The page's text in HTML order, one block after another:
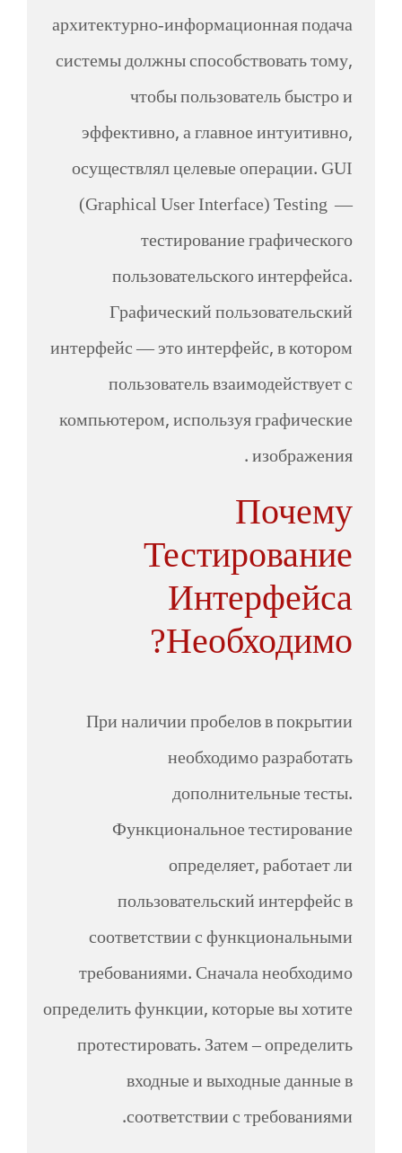
архитектурно-информационная подача
системы должны способствовать тому,
чтобы пользователь быстро и
эффективно, а главное интуитивно,
осуществлял целевые операции. GUI
(Graphical User Interface) Testing —
тестирование графического
пользовательского интерфейса.
Графический пользовательский
интерфейс — это интерфейс, в котором
пользователь взаимодействует с
компьютером, используя графические
изображения .
Почему
Тестирование
Интерфейса
Необходимо?
При наличии пробелов в покрытии
необходимо разработать
дополнительные тесты.
Функциональное тестирование
определяет, работает ли
пользовательский интерфейс в
соответствии с функциональными
требованиями. Сначала необходимо
определить функции, которые вы хотите
протестировать. Затем – определить
входные и выходные данные в
соответствии с требованиями.